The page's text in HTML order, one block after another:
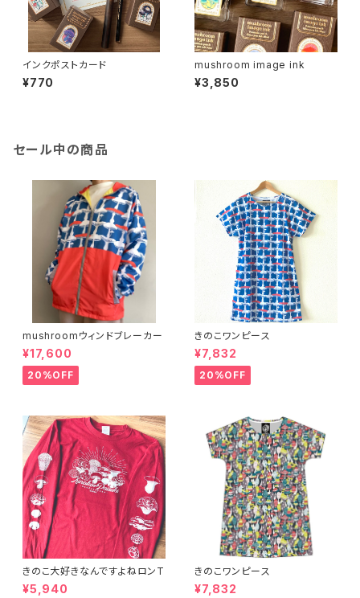
インクポストカード
¥770
mushroom image ink
¥3,850
セール中の商品
mushroomウィンドブレーカー
¥17,600
20%OFF
きのこワンピース
¥7,832
20%OFF
きのこ大好きなんですよねロンT
¥5,940
きのこワンピース
¥7,832